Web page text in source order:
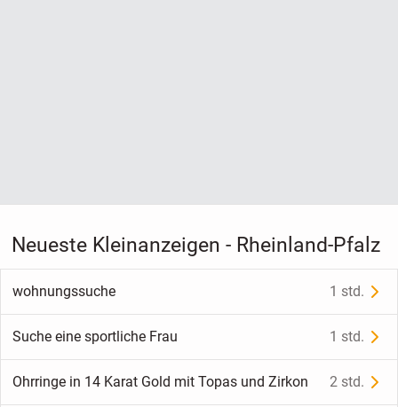
Neueste Kleinanzeigen - Rheinland-Pfalz
wohnungssuche 1 std.
Suche eine sportliche Frau 1 std.
Ohrringe in 14 Karat Gold mit Topas und Zirkon 2 std.